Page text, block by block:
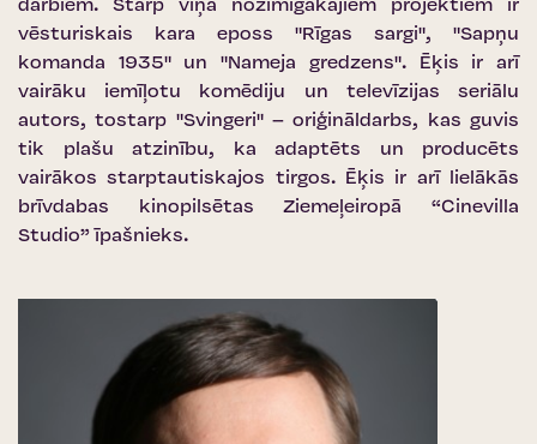
darbiem. Starp viņa nozīmīgākajiem projektiem ir
vēsturiskais kara eposs "Rīgas sargi", "Sapņu
komanda 1935" un "Nameja gredzens". Ēķis ir arī
vairāku iemīļotu komēdiju un televīzijas seriālu
autors, tostarp "Svingeri" – oriģināldarbs, kas guvis
tik plašu atzinību, ka adaptēts un producēts
vairākos starptautiskajos tirgos. Ēķis ir arī lielākās
brīvdabas kinopilsētas Ziemeļeiropā “Cinevilla
Studio” īpašnieks.